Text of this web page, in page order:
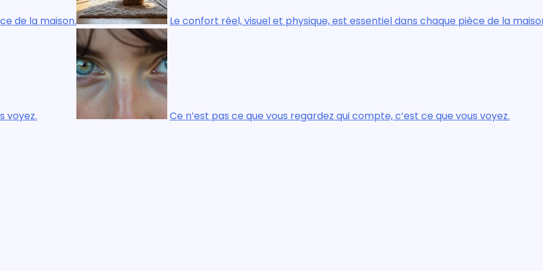
Le confort réel, visuel et physique, est essentiel dans chaque pièce de la maison.
Ce n’est pas ce que vous regardez qui compte, c’est ce que vous voyez.